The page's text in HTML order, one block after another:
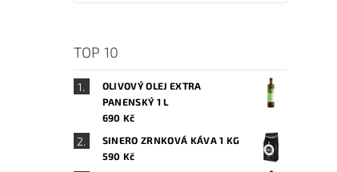
TOP 10
OLIVOVÝ OLEJ EXTRA
PANENSKÝ 1 L
690 Kč
SINERO ZRNKOVÁ KÁVA 1 KG
590 Kč